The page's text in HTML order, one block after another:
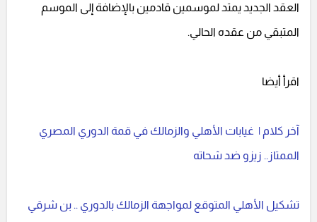
العقد الجديد يمتد لموسمين قادمين بالإضافة إلى الموسم
المتبقي من عقده الحالي.
اقرأ أيضا
آخر كلام | غيابات الأهلي والزمالك في قمة الدوري المصري
الممتاز.. زيزو ضد شحاته
تشكيل الأهلي المتوقع لمواجهة الزمالك بالدوري .. بن شرقي